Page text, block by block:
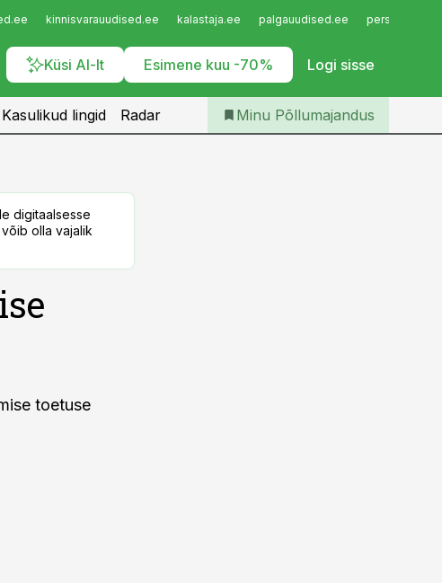
kinnisvarauudised.ee kalastaja.ee palgauudised.ee
Küsi AI-lt Esimene kuu -70% Logi sisse
Iseteenindus
Telli Põllumajandus
Kasulikud lingid Radar Minu Põllumajandus
digitaalsesse
olla vajalik
toetuse